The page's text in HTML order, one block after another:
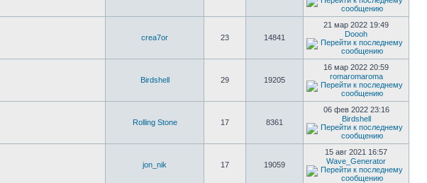
crea7or 23 14841
21 мар 2022 19:49
Doooh
Birdshell 29 19205
16 мар 2022 20:59
romaromaroma
Rolling Stone 17 8361
06 фев 2022 23:16
Birdshell
jon_nik 17 19059
15 авг 2021 16:57
Wave_Generator